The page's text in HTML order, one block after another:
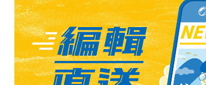
小時。事件曝光後，紹興市官方對涉事建材公司11
前（20）日通報檢測結果為「放射性水平均未見明
內的水平基本一致」，受到民眾強烈質疑。